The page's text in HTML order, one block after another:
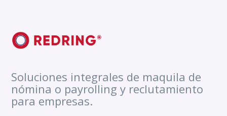
Soluciones integrales de maquila de
nómina o payrolling y reclutamiento
para empresas.